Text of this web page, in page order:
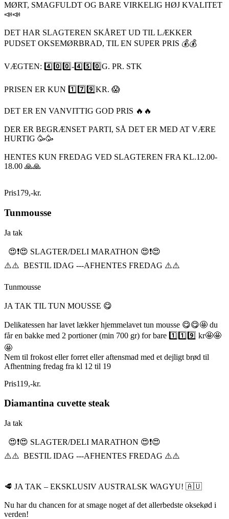
MØRT, SMAGFULDT OG BARE VIRKELIG HØJ KVALITET
📣📣
DET HAR SLAGTEREN SKÅRET UD TIL LÆKKER
PUDSET OKSEMØRBRAD, TIL EN SUPER PRIS 💰💰
VÆGTEN: 4️⃣0️⃣0️⃣-4️⃣5️⃣0️⃣G. PR. STK
PRISEN ER KUN 1️⃣7️⃣9️⃣KR. 😱
DET ER EN VANVITTIG GOD PRIS 🔥🔥
DER ER BEGRÆNSET PARTI, SÅ DET ER MED AT VÆRE
HURTIG 🥳🥳
HENTES KUN FREDAG VED SLAGTEREN FRA KL.12.00-
18.00 🙏🙏
Pris179,-kr.
Tunmousse
Ja tak
😍❗️😍 SLAGTER/DELI MARATHON 😍❗️😍
⚠️⚠️ BESTIL IDAG ---AFHENTES FREDAG ⚠️⚠️
Tunmousse
JA TAK TIL TUN MOUSSE 😋
Delikatessen har lavet lækker hjemmelavet tun mousse 😋😋🤩 du
får en bakke med 2 portioner (min 700 gr) for bare 1️⃣1️⃣9️⃣ kr🤩🤩
🤩
Nem til frokost eller forret eller aftensmad med et dejligt brød til
Afhentning fredag fra kl 12 til 19
Pris119,-kr.
Diamantina cuvette steak
Ja tak
😍❗️😍 SLAGTER/DELI MARATHON 😍❗️😍
⚠️⚠️ BESTIL IDAG ---AFHENTES FREDAG ⚠️⚠️
🥩 JA TAK – EKSKLUSIV AUSTRALSK WAGYU! 🇦🇺
Nu har du chancen for at smage noget af det allerbedste oksekød i
verden!